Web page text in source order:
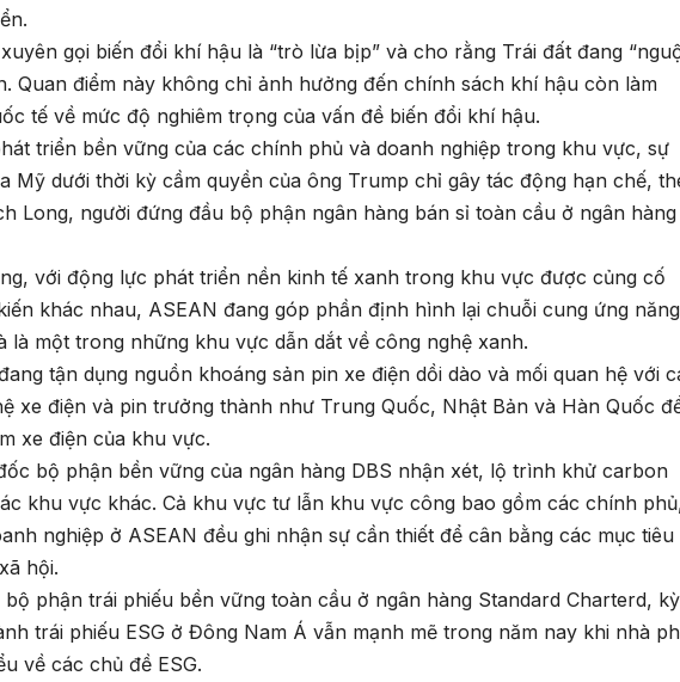
gọi biến đổi khí hậu là “trò lừa bịp” và cho rằng Trái đất đang
Quan điểm này không chỉ ảnh hưởng đến chính sách khí hậu còn làm
tế về mức độ nghiêm trọng của vấn đề biến đổi khí hậu.
triển bền vững của các chính phủ và doanh nghiệp trong khu vực, sự
Mỹ dưới thời kỳ cầm quyền của ông Trump chỉ gây tác động hạn chế,
Long, người đứng đầu bộ phận ngân hàng bán sỉ toàn cầu ở ngân hàng
với động lực phát triển nền kinh tế xanh trong khu vực được củng cố
khác nhau, ASEAN đang góp phần định hình lại chuỗi cung ứng năng
là một trong những khu vực dẫn dắt về công nghệ xanh.
tận dụng nguồn khoáng sản pin xe điện dồi dào và mối quan hệ với
xe điện và pin trưởng thành như Trung Quốc, Nhật Bản và Hàn Quốc
xe điện của khu vực.
bộ phận bền vững của ngân hàng DBS nhận xét, lộ trình khử carbon
khu vực khác. Cả khu vực tư lẫn khu vực công bao gồm các chính
nghiệp ở ASEAN đều ghi nhận sự cần thiết để cân bằng các mục tiêu
hội.
bộ phận trái phiếu bền vững toàn cầu ở ngân hàng Standard Charterd, kỳ
trái phiếu ESG ở Đông Nam Á vẫn mạnh mẽ trong năm nay khi nhà
về các chủ đề ESG.